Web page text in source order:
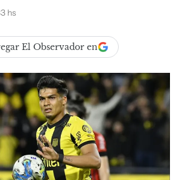
hs
El Observador en